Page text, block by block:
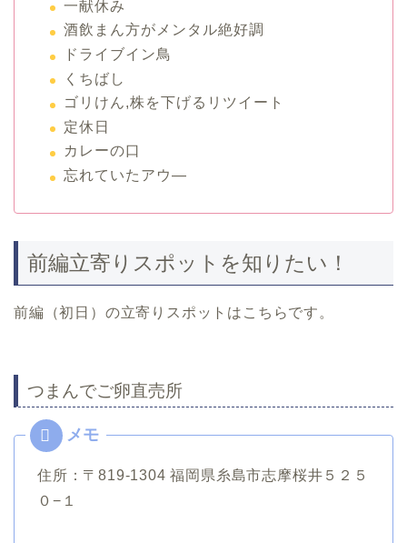
一献休み
酒飲まん方がメンタル絶好調
ドライブイン鳥
くちばし
ゴリけん,株を下げるリツイート
定休日
カレーの口
忘れていたアウ―
前編立寄りスポットを知りたい！
前編（初日）の立寄りスポットはこちらです。
つまんでご卵直売所
住所：〒819-1304 福岡県糸島市志摩桜井５２５
０−１